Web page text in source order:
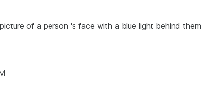
of a person 's face with a blue light behind them